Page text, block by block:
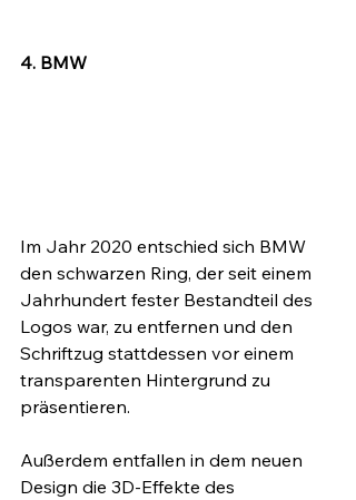
4. BMW
Im Jahr 2020 entschied sich BMW
den schwarzen Ring, der seit einem
Jahrhundert fester Bestandteil des
Logos war, zu entfernen und den
Schriftzug stattdessen vor einem
transparenten Hintergrund zu
präsentieren.
Außerdem entfallen in dem neuen
Design die 3D-Effekte des